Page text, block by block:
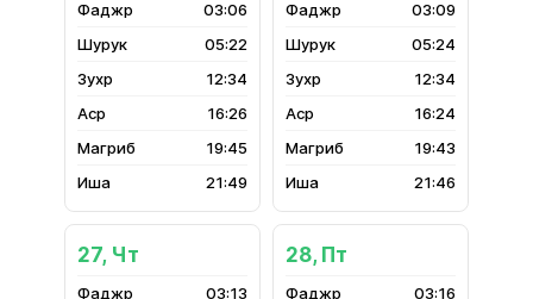
03:06
05:22
12:34
16:26
19:45
21:49
03:09
05:24
12:34
16:24
19:43
21:46
27, Чт
03:13
28, Пт
03:16